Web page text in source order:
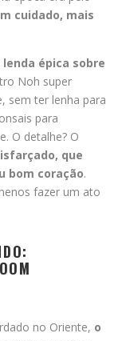
cuidado, mais
lenda épica sobre
Noh super
sem ter lenha para
para
O detalhe? O
que
bom coração.
fazer um ato
no Oriente, o